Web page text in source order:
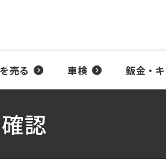
売る 車検 鈑金・
認